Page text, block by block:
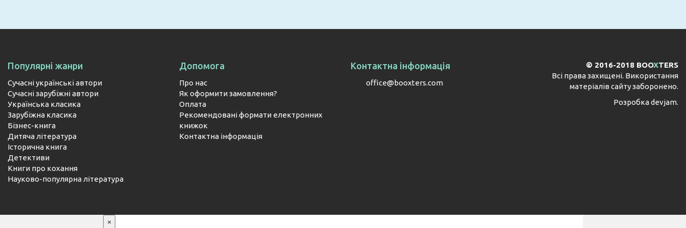
Популярні жанри
Сучасні українські автори
Сучасні зарубіжні автори
Українська класика
Зарубіжна класика
Бізнес-книга
Дитяча література
Історична книга
Детективи
Книги про кохання
Науково-популярна література
Допомога
Про нас
Як оформити замовлення?
Оплата
Рекомендовані формати електронних
книжок
Контактна інформація
Контактна інформація
office@booxters.com
© 2016-2018 BOOXTERS
Всі права захищені. Використання
матеріалів сайту заборонено.
Розробкаdevjam.
×